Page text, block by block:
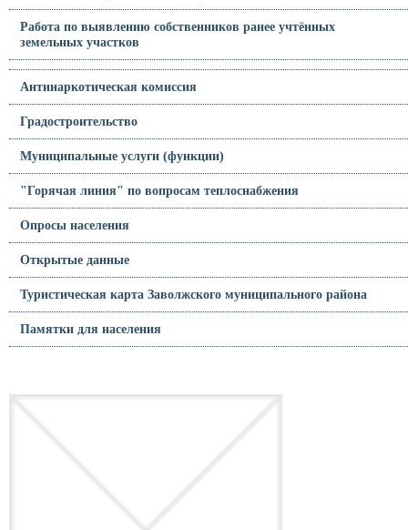
Работа по выявлению собственников ранее учтённых
земельных участков
Антинаркотическая комиссия
Градостроительство
Муниципальные услуги (функции)
"Горячая линия" по вопросам теплоснабжения
Опросы населения
Открытые данные
Туристическая карта Заволжского муниципального района
Памятки для населения